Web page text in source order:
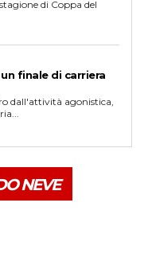
di Coppa del
finale di carriera
dall'attività agonistica,
NEVE